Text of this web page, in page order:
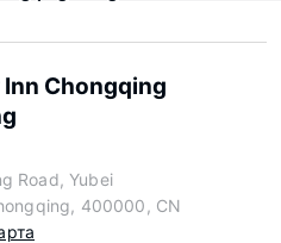
Chongqing
Road, Yubei
400000, CN